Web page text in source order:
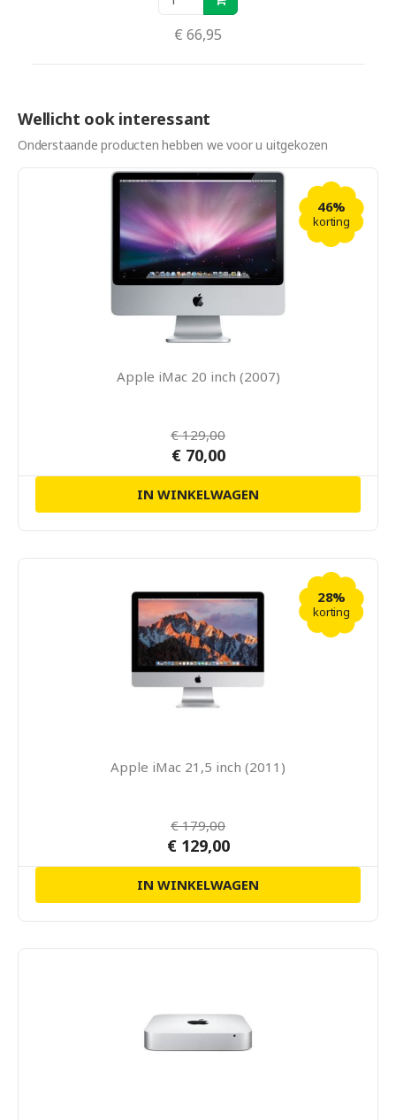
€ 66,95
Wellicht ook interessant
Onderstaande producten hebben we voor u uitgekozen
46%
korting
Apple iMac 20 inch (2007)
€ 129,00
€ 70,00
IN WINKELWAGEN
28%
korting
Apple iMac 21,5 inch (2011)
€ 179,00
€ 129,00
IN WINKELWAGEN